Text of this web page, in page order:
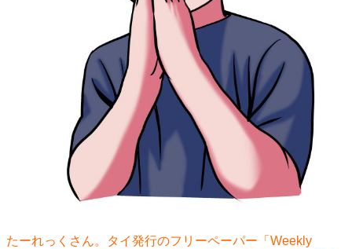
たーれっくさん。タイ発行のフリーペーパー「Weekly